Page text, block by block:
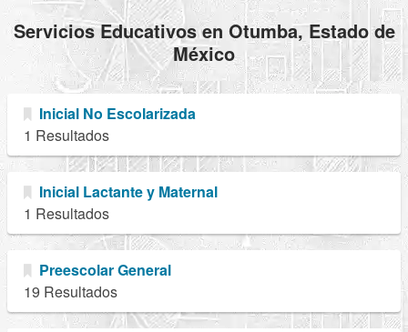
Servicios Educativos en Otumba, Estado de
México
Inicial No Escolarizada
1 Resultados
Inicial Lactante y Maternal
1 Resultados
Preescolar General
19 Resultados